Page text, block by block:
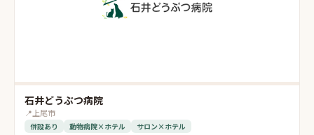
石井どうぶつ病院
📍 上尾市
併設あり 動物病院×ホテル サロン×ホテル